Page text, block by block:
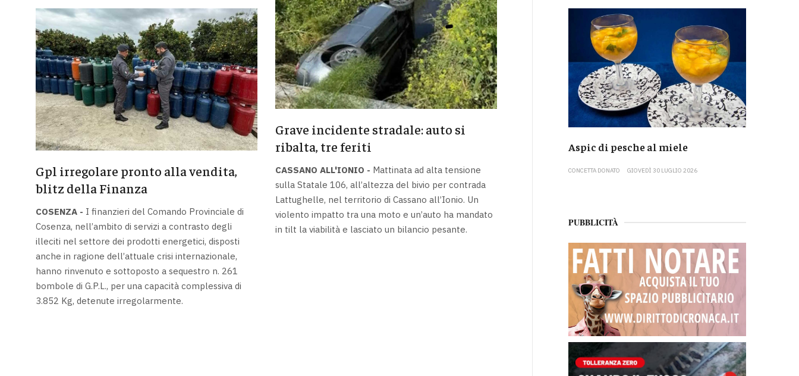
Gpl irregolare pronto alla vendita,
blitz della Finanza
COSENZA - I finanzieri del Comando Provinciale di
Cosenza, nell’ambito di servizi a contrasto degli
illeciti nel settore dei prodotti energetici, disposti
anche in ragione dell’attuale crisi internazionale,
hanno rinvenuto e sottoposto a sequestro n. 261
bombole di G.P.L., per una capacità complessiva di
3.852 Kg, detenute irregolarmente.
Grave incidente stradale: auto si
ribalta, tre feriti
CASSANO ALL'IONIO - Mattinata ad alta tensione
sulla Statale 106, all’altezza del bivio per contrada
Lattughelle, nel territorio di Cassano all’Ionio. Un
violento impatto tra una moto e un’auto ha mandato
in tilt la viabilità e lasciato un bilancio pesante.
Aspic di pesche al miele
CONCETTA DONATO GIOVEDÌ 30 LUGLIO 2026
PUBBLICITÀ